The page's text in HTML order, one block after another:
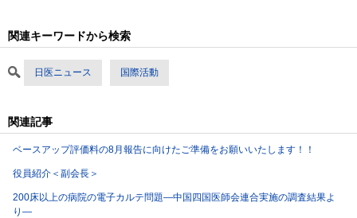
関連キーワードから検索
日医ニュース 国際活動
関連記事
ベースアップ評価料の8月報告に向けたご準備をお願いいたします！！
役員紹介＜副会長＞
200床以上の病院の電子カルテ問題―中国四国医師会連合実施の調査結果よ
り―